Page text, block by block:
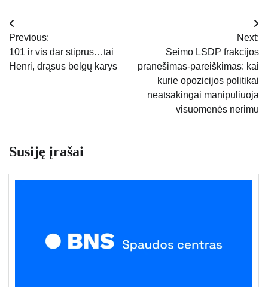
Navigacija
tarp
įrašų
Previous:
101 ir vis dar stiprus…tai
Henri, drąsus belgų karys
Next:
Seimo LSDP frakcijos
pranešimas-pareiškimas: kai
kurie opozicijos politikai
neatsakingai manipuliuoja
visuomenės nerimu
Susiję įrašai